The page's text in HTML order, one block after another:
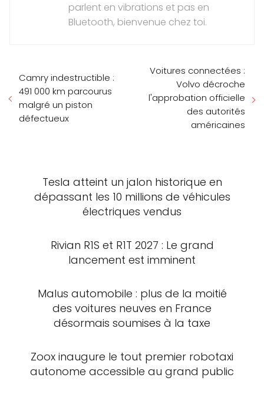
parlent en vibrations et pas en
Bluetooth, bienvenue chez toi.
Camry indestructible :
491 000 km parcourus
malgré un piston
défectueux
Voitures connectées :
Volvo décroche
l'approbation officielle
des autorités
américaines
Tesla atteint un jalon historique en
dépassant les 10 millions de véhicules
électriques vendus
Rivian R1S et R1T 2027 : Le grand
lancement est imminent
Malus automobile : plus de la moitié
des voitures neuves en France
désormais soumises à la taxe
Zoox inaugure le tout premier robotaxi
autonome accessible au grand public